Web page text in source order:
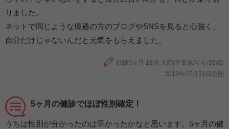
りました。
ネットで同じような境遇の方のブログやSNSを見ると心強く、
自分だけじゃないんだと元気をもらえました。
妊娠5ヶ月 18週 入院(千葉県/りり/33歳)
2019年07月31日公開
5ヶ月の健診でほぼ性別確定！
うちは性別が分かったのは早かったかなと思います。5ヶ月の健